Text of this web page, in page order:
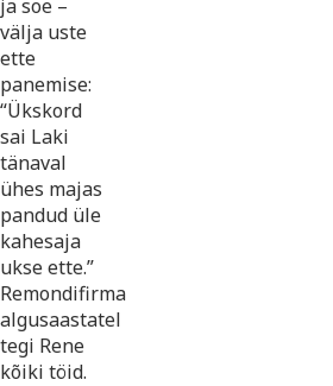
ja soe –
välja uste
ette
panemise:
“Ükskord
sai Laki
tänaval
ühes majas
pandud üle
kahesaja
ukse ette.”
Remondifirma
algusaastatel
tegi Rene
kõiki töid.